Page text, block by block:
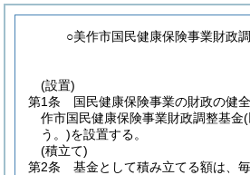
○美作市国民健康保険事業財政
(設置)
第1条
国民健康保険事業の財政の健
作市国民健康保険事業財政調整基金(
う。)を設置する。
(積立て)
第2条
基金として積み立てる額は、